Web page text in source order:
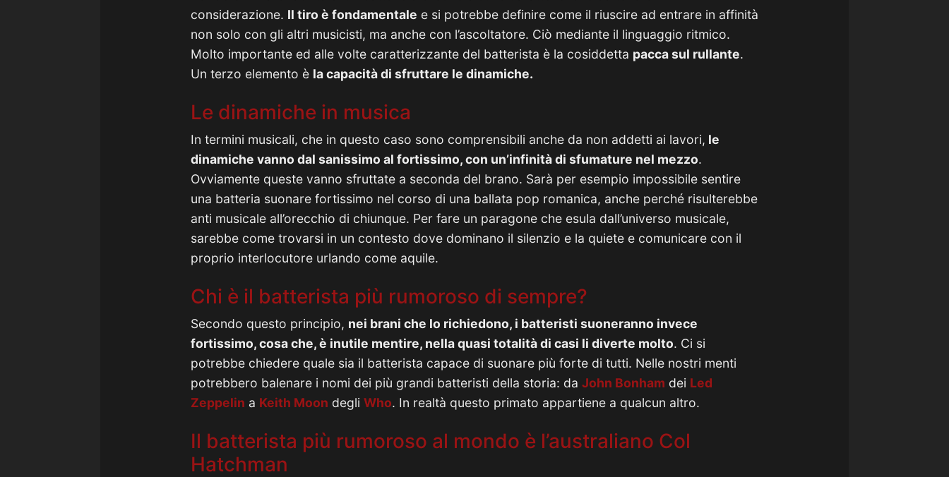
considerazione. Il tiro è fondamentale e si potrebbe definire come il riuscire ad entrare in affinità
non solo con gli altri musicisti, ma anche con l’ascoltatore. Ciò mediante il linguaggio ritmico.
Molto importante ed alle volte caratterizzante del batterista è la cosiddetta pacca sul rullante.
Un terzo elemento è la capacità di sfruttare le dinamiche.
Le dinamiche in musica
In termini musicali, che in questo caso sono comprensibili anche da non addetti ai lavori, le
dinamiche vanno dal sanissimo al fortissimo, con un’infinità di sfumature nel mezzo.
Ovviamente queste vanno sfruttate a seconda del brano. Sarà per esempio impossibile sentire
una batteria suonare fortissimo nel corso di una ballata pop romanica, anche perché risulterebbe
anti musicale all’orecchio di chiunque. Per fare un paragone che esula dall’universo musicale,
sarebbe come trovarsi in un contesto dove dominano il silenzio e la quiete e comunicare con il
proprio interlocutore urlando come aquile.
Chi è il batterista più rumoroso di sempre?
Secondo questo principio, nei brani che lo richiedono, i batteristi suoneranno invece
fortissimo, cosa che, è inutile mentire, nella quasi totalità di casi li diverte molto. Ci si
potrebbe chiedere quale sia il batterista capace di suonare più forte di tutti. Nelle nostri menti
potrebbero balenare i nomi dei più grandi batteristi della storia: da John Bonham dei Led
Zeppelin a Keith Moon degli Who. In realtà questo primato appartiene a qualcun altro.
Il batterista più rumoroso al mondo è l’australiano Col
Hatchman